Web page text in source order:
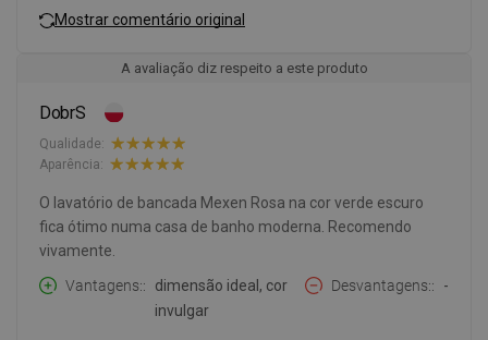
Mostrar comentário original
A avaliação diz respeito a este produto
DobrS
Qualidade:
Aparência:
O lavatório de bancada Mexen Rosa na cor verde escuro
fica ótimo numa casa de banho moderna. Recomendo
vivamente.
Vantagens:
dimensão ideal, cor
invulgar
Desvantagens: -